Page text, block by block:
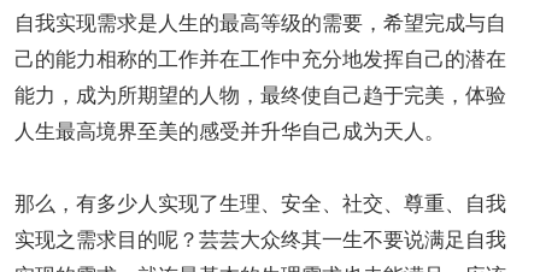
自我实现需求是人生的最高等级的需要，希望完成与自
己的能力相称的工作并在工作中充分地发挥自己的潜在
能力，成为所期望的人物，最终使自己趋于完美，体验
人生最高境界至美的感受并升华自己成为天人。
那么，有多少人实现了生理、安全、社交、尊重、自我
实现之需求目的呢？芸芸大众终其一生不要说满足自我